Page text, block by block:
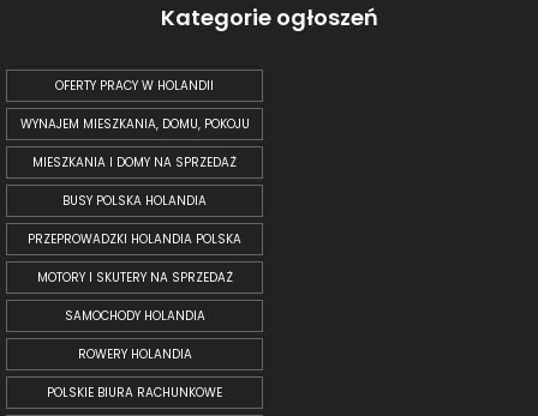
Kategorie ogłoszeń
OFERTY PRACY W HOLANDII
WYNAJEM MIESZKANIA, DOMU, POKOJU
MIESZKANIA I DOMY NA SPRZEDAŻ
BUSY POLSKA HOLANDIA
PRZEPROWADZKI HOLANDIA POLSKA
MOTORY I SKUTERY NA SPRZEDAŻ
SAMOCHODY HOLANDIA
ROWERY HOLANDIA
POLSKIE BIURA RACHUNKOWE